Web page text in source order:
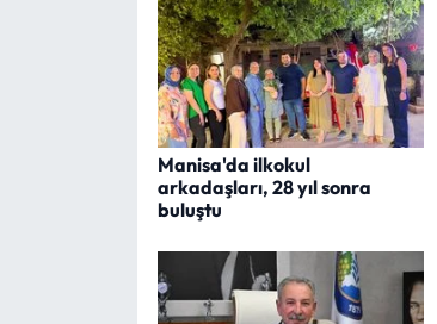
Manisa'da ilkokul
arkadaşları, 28 yıl sonra
buluştu